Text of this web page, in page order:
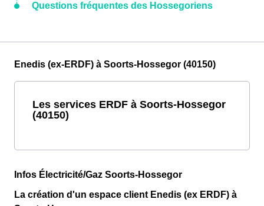
Questions fréquentes des Hossegoriens
Enedis (ex-ERDF) à Soorts-Hossegor (40150)
Les services ERDF à Soorts-Hossegor
(40150)
Infos Électricité/Gaz Soorts-Hossegor
La création d'un espace client Enedis (ex ERDF) à